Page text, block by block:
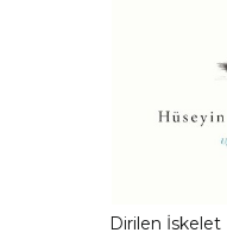
Dirilen İskelet